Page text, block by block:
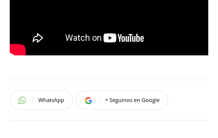
WhatsApp + Seguinos en Google